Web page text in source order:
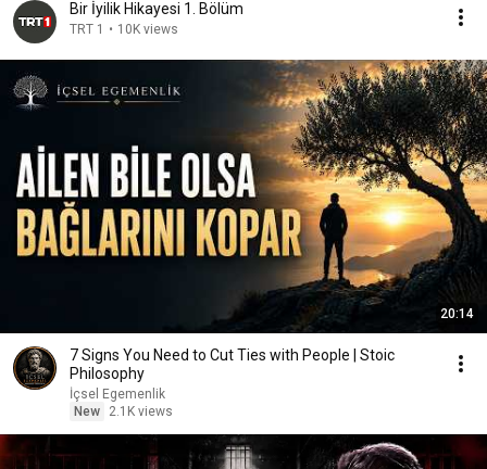
Bir İyilik Hikayesi 1. Bölüm
TRT 1 • 10K views
20:14
7 Signs You Need to Cut Ties with People | Stoic
Philosophy
İçsel Egemenlik
New
2.1K views